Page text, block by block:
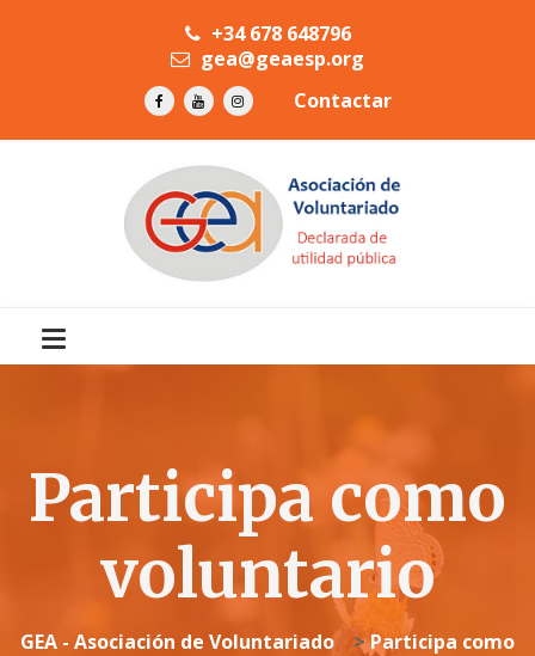
+34 678 648796
gea@geaesp.org
Contactar
Participa como
voluntario
GEA - Asociación de Voluntariado >Participa como